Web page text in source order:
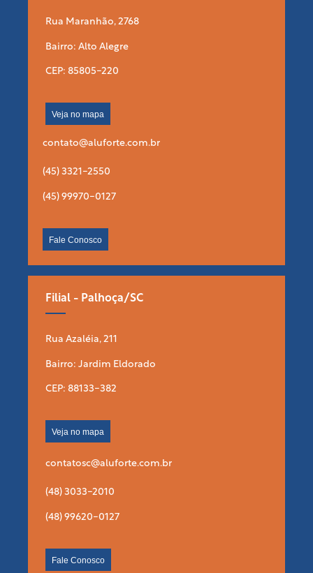
Rua Maranhão, 2768
Bairro: Alto Alegre
CEP: 85805-220
Veja no mapa
contato@aluforte.com.br
(45) 3321-2550
(45) 99970-0127
Fale Conosco
Filial - Palhoça/SC
Rua Azaléia, 211
Bairro: Jardim Eldorado
CEP: 88133-382
Veja no mapa
contatosc@aluforte.com.br
(48) 3033-2010
(48) 99620-0127
Fale Conosco